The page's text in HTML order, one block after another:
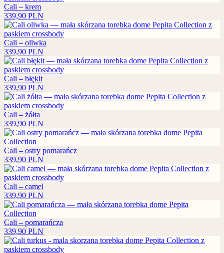
Cali – krem
339,90 PLN
Cali – oliwka
339,90 PLN
Cali – błękit
339,90 PLN
Cali – żółta
339,90 PLN
Cali – ostry pomarańcz
339,90 PLN
Cali – camel
339,90 PLN
Cali – pomarańcza
339,90 PLN